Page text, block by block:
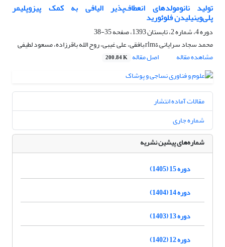
تولید نانومولدهای انعطاف‌پذیر الیافی به کمک پیزوپلیمر
پلی‌وینیلیدن فلوئورید
دوره 4، شماره 2، تابستان 1393، صفحه
35-38
محمد سجاد سرایانی &rlm;بافقی، علی غیبی، روح الله باقرزاده، مسعود لطیفی
مشاهده مقاله
اصل مقاله 200.84 K
مقالات آماده انتشار
شماره جاری
شماره‌های پیشین نشریه
دوره 15 (1405)
دوره 14 (1404)
دوره 13 (1403)
دوره 12 (1402)